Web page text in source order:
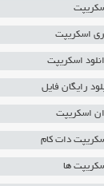
اسکریپت
اسکریپت
رایگان فایل
اسکریپت
دات کام
ها